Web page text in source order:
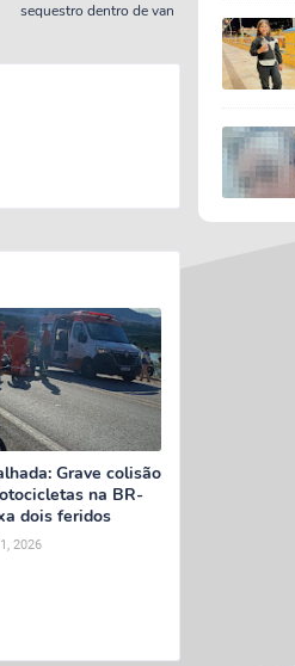
sequestro dentro de van
Grave colisão
na BR-
dois feridos
2026